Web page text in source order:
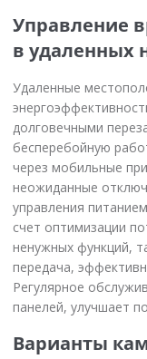
Управление
в удаленных
Удаленные
долговечными
бесперебойную
через мобильные
неожиданные
управления
счет оптимизации
ненужных функций,
передача,
Регулярное
панелей, улучшает
Варианты